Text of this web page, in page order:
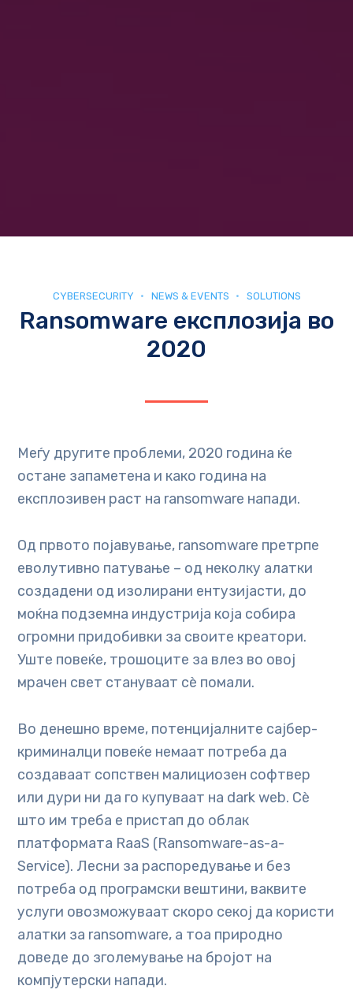
CYBERSECURITY NEWS & EVENTS SOLUTIONS
Ransomware експлозија во
2020
Меѓу другите проблеми, 2020 година ќе
остане запаметена и како година на
експлозивен раст на ransomware напади.
Од првото појавување, ransomware претрпе
еволутивно патување – од неколку алатки
создадени од изолирани ентузијасти, до
моќна подземна индустрија која собира
огромни придобивки за своите креатори.
Уште повеќе, трошоците за влез во овој
мрачен свет стануваат сè помали.
Во денешно време, потенцијалните сајбер-
криминалци повеќе немаат потреба да
создаваат сопствен малициозен софтвер
или дури ни да го купуваат на dark web. Сè
што им треба е пристап до облак
платформата RaaS (Ransomware-as-a-
Service). Лесни за распоредување и без
потреба од програмски вештини, ваквите
услуги овозможуваат скоро секој да користи
алатки за ransomware, а тоа природно
доведе до зголемување на бројот на
компјутерски напади.